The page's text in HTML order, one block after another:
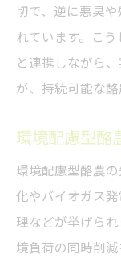
切で、逆に悪臭
れています。こ
と連携しながら
が、持続可能な酪
環境配慮型酪
環境配慮型酪農
化やバイオガス
理などが挙げら
境負荷の同時削